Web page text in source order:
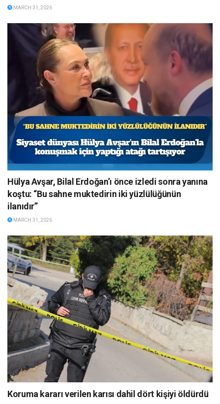
MARCH 31, 2026
Hülya Avşar, Bilal Erdoğan’ı önce izledi sonra yanına
koştu: “Bu sahne muktedirin iki yüzlülüğünün
ilanıdır”
MARCH 31, 2026
Koruma kararı verilen karısı dahil dört kişiyi öldürdü